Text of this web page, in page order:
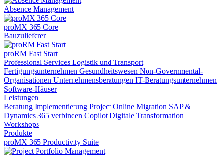
Absence Management
proMX 365 Core
Bauzulieferer
proRM Fast Start
Professional Services Logistik und Transport
Fertigungsunternehmen Gesundheitswesen Non-Governmental-
Organisationen Unternehmensberatungen IT-Beratungsunternehmen
Software-Häuser
Leistungen
Beratung Implementierung Project Online Migration SAP &
Dynamics 365 verbinden Copilot Digitale Transformation
Workshops
Produkte
proMX 365 Productivity Suite